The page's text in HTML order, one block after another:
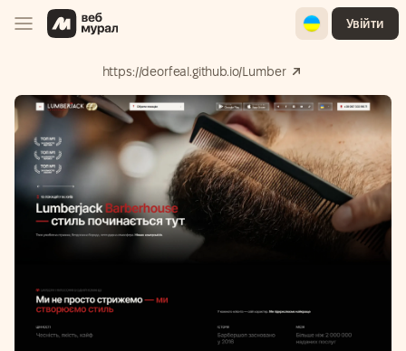
UkrainianУвійти
https://deorfeal.github.io/Lumber